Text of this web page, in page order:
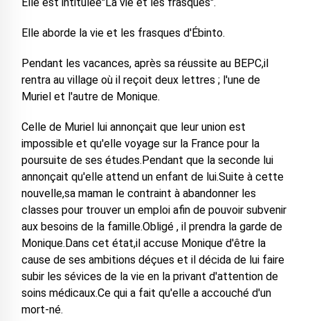
Elle aborde la vie et les frasques d'Ébinto.
Pendant les vacances, après sa réussite au BEPC,il
rentra au village où il reçoit deux lettres ; l'une de
Muriel et l'autre de Monique.
Celle de Muriel lui annonçait que leur union est
impossible et qu'elle voyage sur la France pour la
poursuite de ses études.Pendant que la seconde lui
annonçait qu'elle attend un enfant de lui.Suite à cette
nouvelle,sa maman le contraint à abandonner les
classes pour trouver un emploi afin de pouvoir subvenir
aux besoins de la famille.Obligé , il prendra la garde de
Monique.Dans cet état,il accuse Monique d'être la
cause de ses ambitions déçues et il décida de lui faire
subir les sévices de la vie en la privant d'attention de
soins médicaux.Ce qui a fait qu'elle a accouché d'un
mort-né.